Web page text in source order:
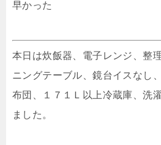
早かった
本日は炊飯器、電子レンジ、整
ニングテーブル、鏡台イスなし
布団、１７１Ｌ以上冷蔵庫、洗
ました。